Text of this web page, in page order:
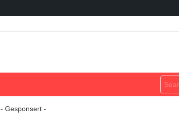
Search
for:
- Gesponsert -